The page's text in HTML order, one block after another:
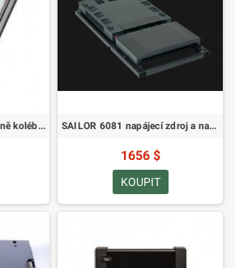
Thrane IP sluchátko včetně kolébky, bezdrátové SAILOR 6081 napájecí zdroj a nabíječka - 300W/28V DC s nástěnným držákem
1656 $
KOUPIT